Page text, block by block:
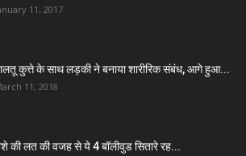
11, 2017
कुत्ते के साथ लड़की ने बनाया शारीरिक संबंध, आगे हुआ...
11, 2018
की लत की वजह से ये 4 बॉलीवुड सितारे रह...